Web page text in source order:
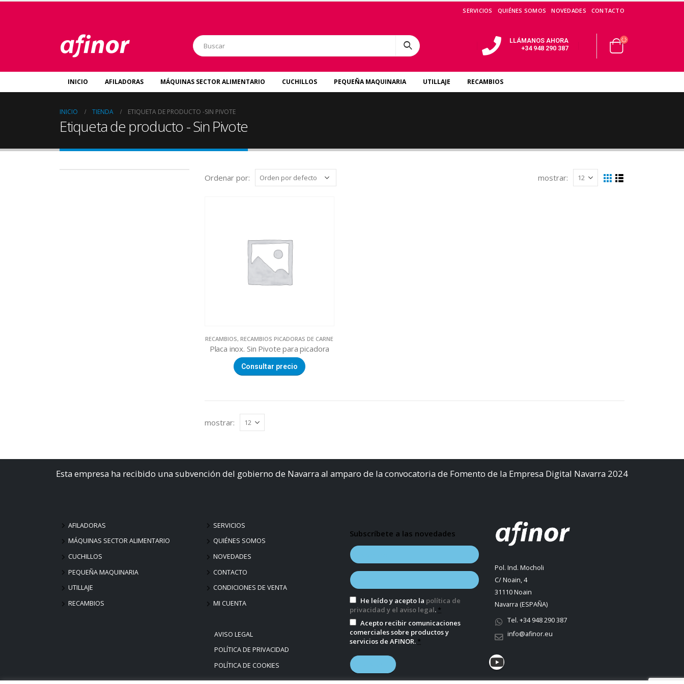
SERVICIOS QUIÉNES SOMOS NOVEDADES CONTACTO
LLÁMANOS AHORA
+34 948 290 387
INICIO AFILADORAS MÁQUINAS SECTOR ALIMENTARIO CUCHILLOS PEQUEÑA MAQUINARIA UTILLAJE RECAMBIOS
INICIO TIENDA ETIQUETA DE PRODUCTO -SIN PIVOTE
Etiqueta de producto - Sin Pivote
Ordenar por: mostrar:
RECAMBIOS,RECAMBIOS PICADORAS DE CARNE
Placa inox. Sin Pivote para picadora
Consultar precio
mostrar:
Esta empresa ha recibido una subvención del gobierno de Navarra al amparo de la convocatoria de Fomento de la Empresa Digital Navarra 2024
AFILADORAS
MÁQUINAS SECTOR ALIMENTARIO
CUCHILLOS
PEQUEÑA MAQUINARIA
UTILLAJE
RECAMBIOS
SERVICIOS
QUIÉNES SOMOS
NOVEDADES
CONTACTO
CONDICIONES DE VENTA
MI CUENTA
AVISO LEGAL
POLÍTICA DE PRIVACIDAD
POLÍTICA DE COOKIES
Subscríbete a las novedades
He leído y acepto la política de
privacidad y el aviso legal. *
Acepto recibir comunicaciones
comerciales sobre productos y
servicios de AFINOR. *
Pol. Ind. Mocholi
C/ Noain, 4
31110 Noain
Navarra (ESPAÑA)
Tel. +34 948 290 387
info@afinor.eu